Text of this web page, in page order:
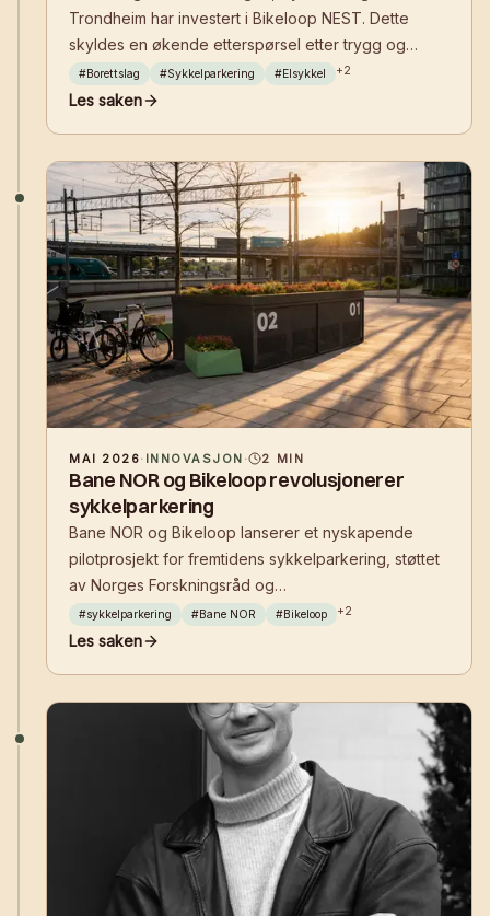
Trondheim har investert i Bikeloop NEST. Dette
skyldes en økende etterspørsel etter trygg og
effektiv sykkelparkering med lademuligheter for
elsykler, kombinert med fleksible finansierings- og
#Borettslag #Sykkelparkering #Elsykkel +2
Les saken
MAI 2026· INNOVASJON · 2 MIN
Bane NOR og Bikeloop revolusjonerer
sykkelparkering
Bane NOR og Bikeloop lanserer et nyskapende
pilotprosjekt for fremtidens sykkelparkering, støttet
av Norges Forskningsråd og
Samferdselsdepartementet. Reisende ved Asker og
Skøyen stasjon får nå tilgang til trygg og sikker
#sykkelparkering #Bane NOR #Bikeloop +2
Les saken